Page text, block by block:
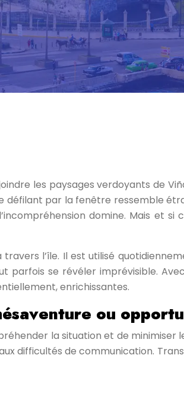
les paysages verdoyants de
par la fenêtre ressemble
domine. Mais et
l’île. Il est utilisé
se révéler imprévisible.
enrichissantes.
ou
la situation et de minimiser
difficultés de communication.